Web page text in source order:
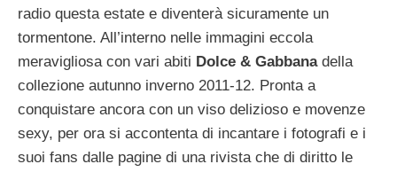
radio questa estate e diventerà sicuramente un
tormentone. All’interno nelle immagini eccola
meravigliosa con vari abiti Dolce & Gabbana della
collezione autunno inverno 2011-12. Pronta a
conquistare ancora con un viso delizioso e movenze
sexy, per ora si accontenta di incantare i fotografi e i
suoi fans dalle pagine di una rivista che di diritto le